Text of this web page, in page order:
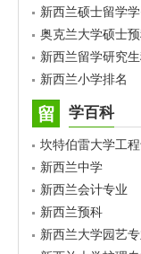
新西兰硕士留学
奥克兰大学硕士
新西兰留学研究
新西兰小学排名
留 学百科
坎特伯雷大学工
新西兰中学
新西兰会计专业
新西兰预科
新西兰大学园艺